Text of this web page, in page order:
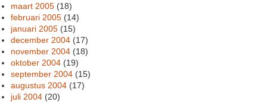
maart 2005 (18)
februari 2005 (14)
januari 2005 (15)
december 2004 (17)
november 2004 (18)
oktober 2004 (19)
september 2004 (15)
augustus 2004 (17)
juli 2004 (20)